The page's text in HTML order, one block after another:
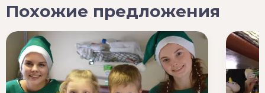
Похожие предложения